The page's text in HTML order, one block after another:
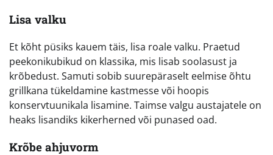
Lisa valku
Et kõht püsiks kauem täis, lisa roale valku. Praetud
peekonikubikud on klassika, mis lisab soolasust ja
krõbedust. Samuti sobib suurepäraselt eelmise õhtu
grillkana tükeldamine kastmesse või hoopis
konservtuunikala lisamine. Taimse valgu austajatele on
heaks lisandiks kikerherned või punased oad.
Krõbe ahjuvorm